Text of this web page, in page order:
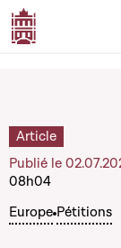
Europe Pétitions
Article
Publié le
08h04